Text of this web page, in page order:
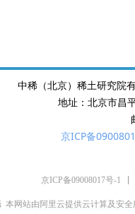
中稀（北京）稀土研究
地址：北京市昌
京ICP备
京ICP备09008017号-1
本网站由阿里云提供云计算及安全